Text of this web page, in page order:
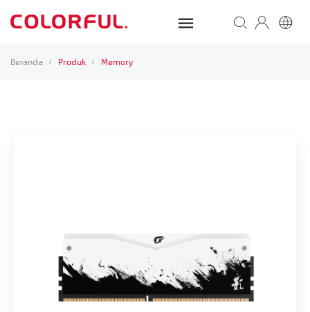
Beranda / Produk / Memory